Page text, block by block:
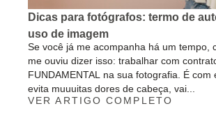
Dicas para fotógrafos: termo de
uso de imagem
Se você já me acompanha há um tempo,
me ouviu dizer isso: trabalhar com
FUNDAMENTAL na sua fotografia. É com
evita muuuitas dores de cabeça, vai...
VER ARTIGO COMPLETO